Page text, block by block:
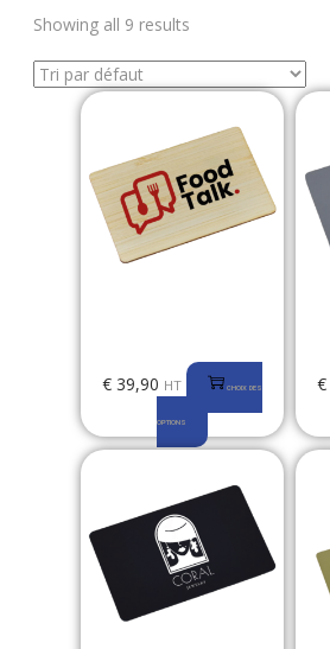
Showing all 9 results
€ 39,90 HT CHOIX DES
OPTIONS
€